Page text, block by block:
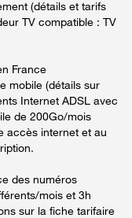
(détails et tarifs
TV compatible : TV
France
mobile (détails sur
Internet ADSL avec
de 200Go/mois
accès internet et au
des numéros
mois et 3h
sur la fiche tarifaire